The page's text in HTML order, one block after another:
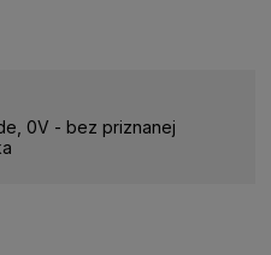
0V - bez priznanej